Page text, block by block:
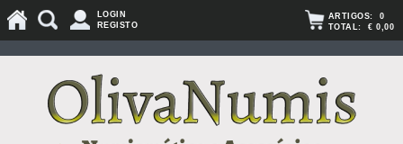
LOGIN
REGISTO
ARTIGOS: 0
TOTAL: € 0,00